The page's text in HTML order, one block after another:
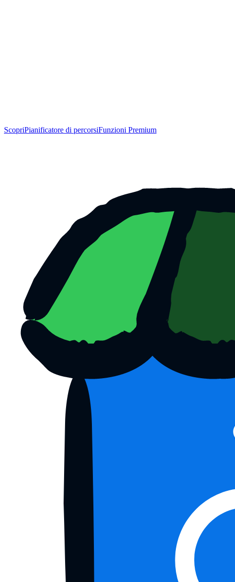
ScopriPianificatore di percorsiFunzioni Premium